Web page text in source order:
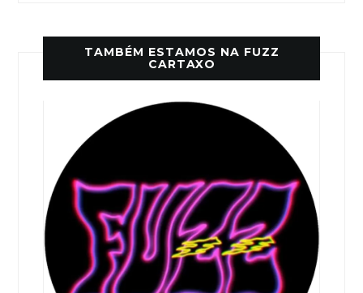
TAMBÉM ESTAMOS NA FUZZ
CARTAXO